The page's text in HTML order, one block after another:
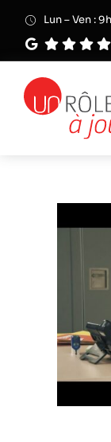
contenu
Lun – Ven :